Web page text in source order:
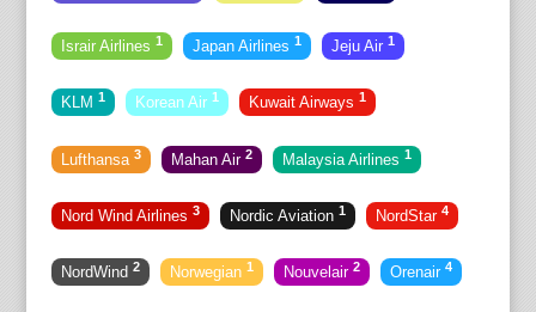
Israir Airlines 1 Japan Airlines 1 Jeju Air 1
KLM 1 Korean Air 1 Kuwait Airways 1
Lufthansa 3 Mahan Air 2 Malaysia Airlines 1
Nord Wind Airlines 3 Nordic Aviation 1 NordStar 4
NordWind 2 Norwegian 1 Nouvelair 2 Orenair 4